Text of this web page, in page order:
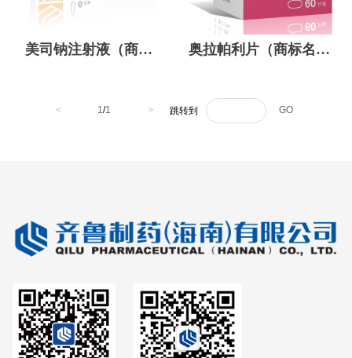
美司钠注射液（商标
奥拉帕利片（商标名：
< 1/1 > 跳转到 GO